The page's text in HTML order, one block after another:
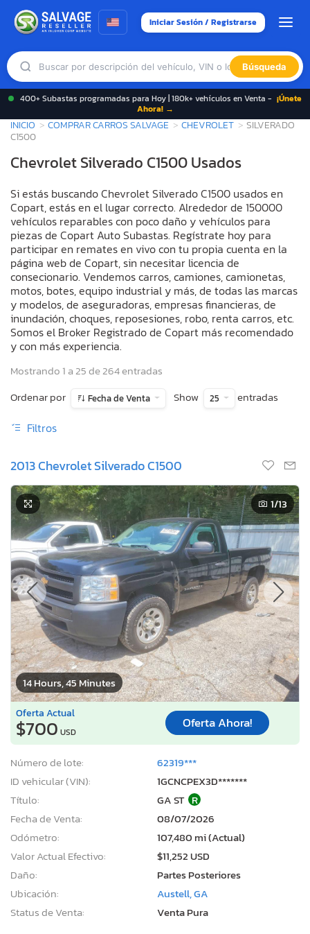
Iniciar Sesión / Registrarse
Búsqueda
400+ Subastas programadas para Hoy | 180k+ vehículos en Venta - ¡Únete
Ahora! →
INICIO COMPRAR CARROS SALVAGE CHEVROLET
SILVERADO
C1500
Chevrolet Silverado C1500 Usados
Si estás buscando Chevrolet Silverado C1500 usados en
Copart, estás en el lugar correcto. Alrededor de 150000
vehículos reparables con poco daño y vehículos para
piezas de Copart Auto Subastas. Regístrate hoy para
participar en remates en vivo con tu propia cuenta en la
página web de Copart, sin necesitar licencia de
consecionario. Vendemos carros, camiones, camionetas,
motos, botes, equipo industrial y más, de todas las marcas
y modelos, de aseguradoras, empresas financieras, de
inundación, choques, reposesiones, robo, renta carros, etc.
Somos el Broker Registrado de Copart más recomendado
y con más experiencia.
Mostrando 1 a 25 de 264 entradas
Ordenar por
Fecha de Venta Show 25 entradas
Filtros
2013 Chevrolet Silverado C1500
14 Hours, 45 Minutes
1/13
Oferta Actual
$700 USD
Oferta Ahora!
Número de lote:
62319***
ID vehicular (VIN):
1GCNCPEX3D*******
Título:
GA ST R
Fecha de Venta:
08/07/2026
Odómetro:
107,480 mi (Actual)
Valor Actual Efectivo:
$11,252 USD
Daño:
Partes Posteriores
Ubicación:
Austell, GA
Status de Venta:
Venta Pura